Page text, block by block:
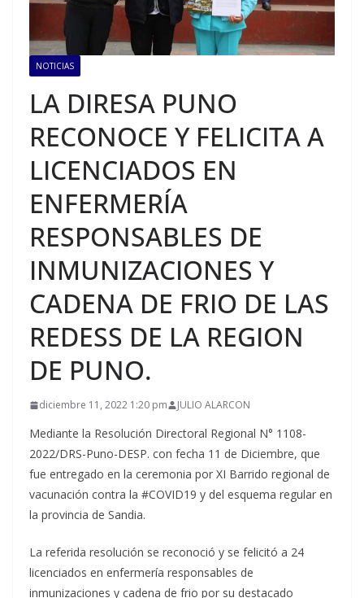
NOTICIAS
LA DIRESA PUNO
RECONOCE Y FELICITA A
LICENCIADOS EN
ENFERMERÍA
RESPONSABLES DE
INMUNIZACIONES Y
CADENA DE FRIO DE LAS
REDESS DE LA REGION
DE PUNO.
diciembre 11, 2022 1:20 pm JULIO ALARCON
Mediante la Resolución Directoral Regional N° 1108-
2022/DRS-Puno-DESP. con fecha 11 de Diciembre, que
fue entregado en la ceremonia por XI Barrido regional de
vacunación contra la #COVID19 y del esquema regular en
la provincia de Sandia.
La referida resolución se reconoció y se felicitó a 24
licenciados en enfermería responsables de
inmunizaciones y cadena de frio por su destacado